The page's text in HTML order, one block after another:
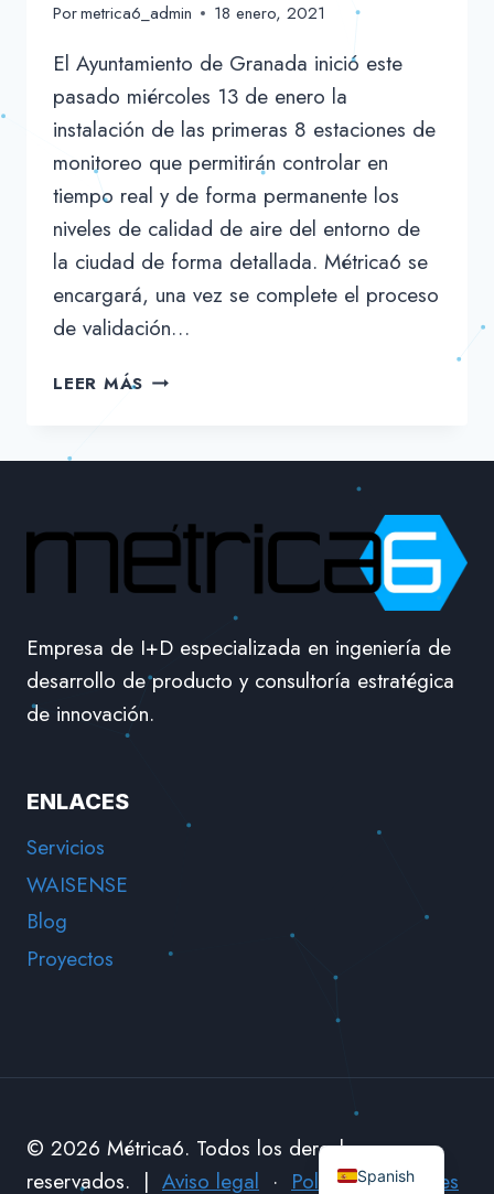
Pormetrica6_admin 18 enero, 2021
El Ayuntamiento de Granada inició este
pasado miércoles 13 de enero la
instalación de las primeras 8 estaciones de
monitoreo que permitirán controlar en
tiempo real y de forma permanente los
niveles de calidad de aire del entorno de
la ciudad de forma detallada. Métrica6 se
encargará, una vez se complete el proceso
de validación…
LEER MÁS GRANADA
MÁS
SENSORES
DE
CONTAMINACIÓN
AIRE
DESARROLLADOS
POR
MÉTRICA6
Empresa de I+D especializada en ingeniería de
desarrollo de producto y consultoría estratégica
de innovación.
ENLACES
Servicios
WAISENSE
Blog
Proyectos
© 2026 Métrica6. Todos los derechos
reservados. | Aviso legal · Política de cookies
Spanish